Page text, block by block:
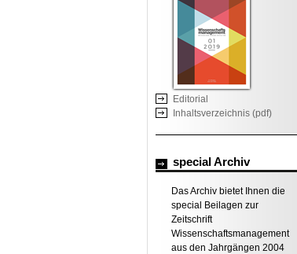
Editorial
Inhaltsverzeichnis (pdf)
special Archiv
Das Archiv bietet Ihnen die
special Beilagen zur
Zeitschrift
Wissenschaftsmanagement
aus den Jahrgängen 2004